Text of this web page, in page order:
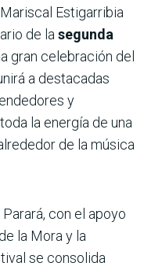
Estigarribia
de lasegunda
gran celebración del
a destacadas
y
la energía de una
de la música
con el apoyo
la Mora y la
se consolida